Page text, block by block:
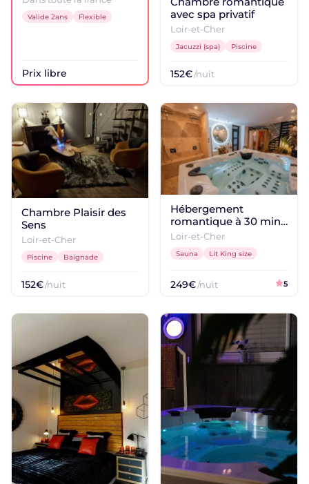
Valide 2ans Flexible
Prix libre
avec spa privatif
Loir-et-Cher
Jacuzzi (spa) Piscine
152€/nuit
Chambre Plaisir des
Sens
Loir-et-Cher
Piscine Baignade
152€/nuit
Hébergement
romantique à 30 min
du Château de
Cheverny
Loir-et-Cher
Sauna Lit King size
249€/nuit 5